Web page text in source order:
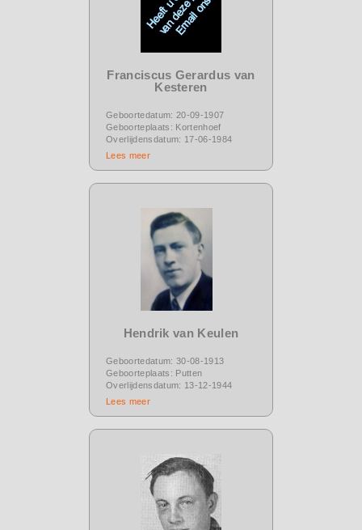
Franciscus Gerardus van
Kesteren
Geboortedatum: 20-09-1907
Geboorteplaats: Kortenhoef
Overlijdensdatum: 17-06-1984
Lees meer
Hendrik van Keulen
Geboortedatum: 30-08-1913
Geboorteplaats: Putten
Overlijdensdatum: 13-12-1944
Lees meer